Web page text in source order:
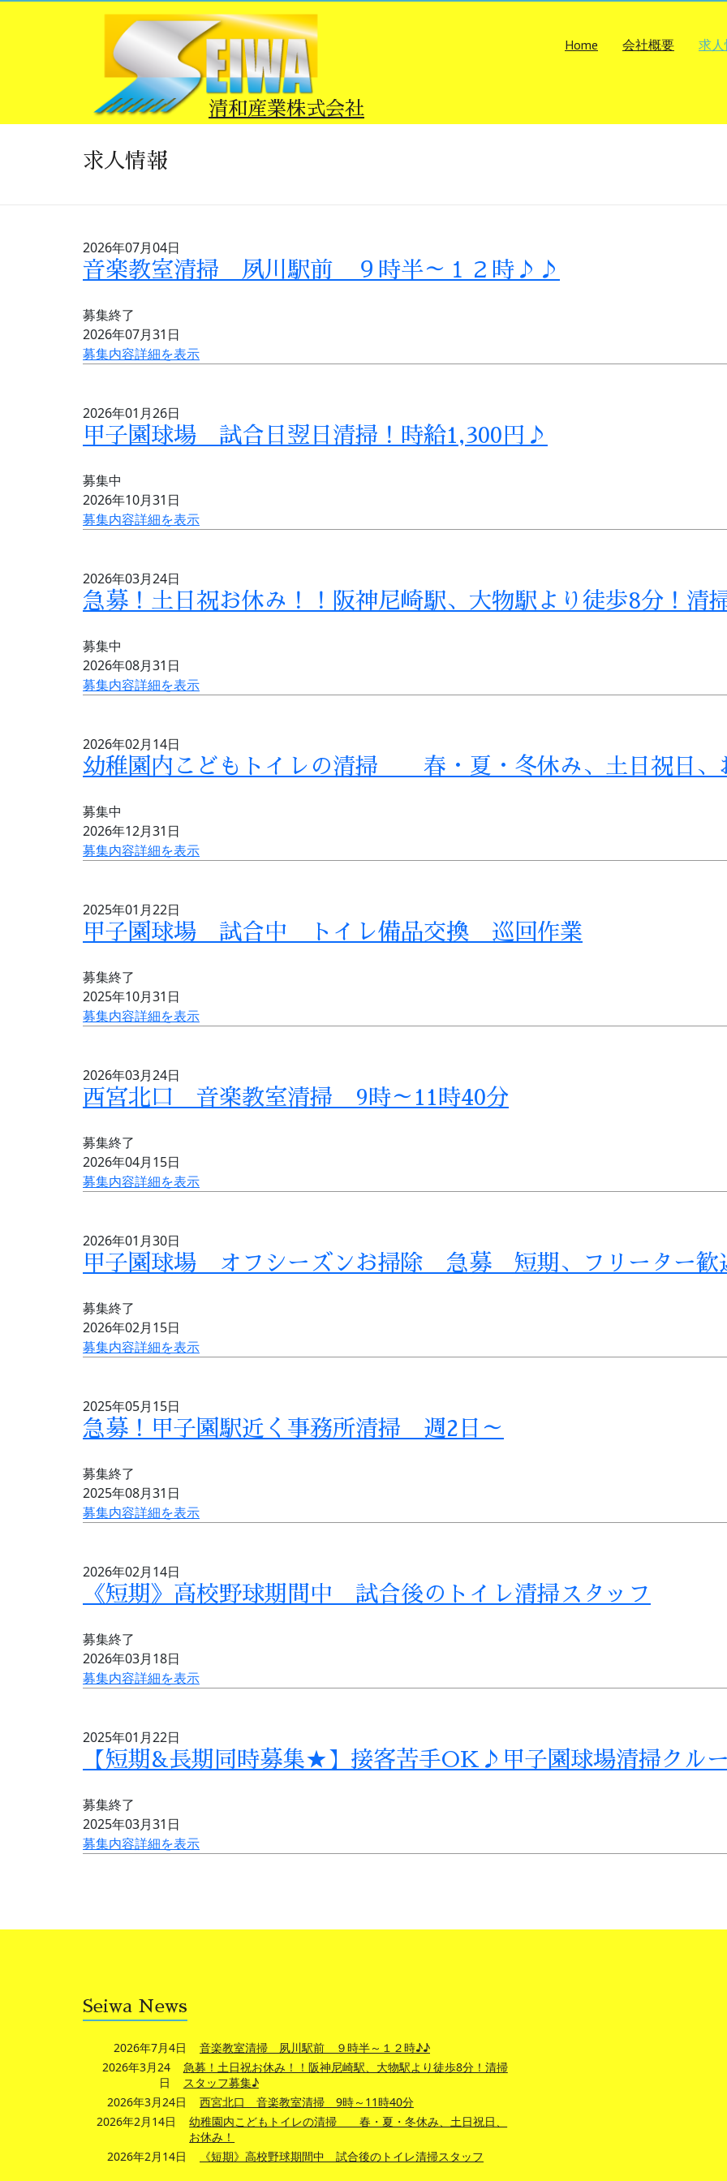
清和産業株式会社
Home 会社概要 求
求人情報
2026年07月04日
音楽教室清掃 夙川駅前 ９時半～１２時♪♪
募集終了
2026年07月31日
募集内容詳細を表示
2026年01月26日
甲子園球場 試合日翌日清掃！時給1,300円♪
募集中
2026年10月31日
募集内容詳細を表示
2026年03月24日
急募！土日祝お休み！！阪神尼崎駅、大物駅より徒歩8分！清
募集中
2026年08月31日
募集内容詳細を表示
2026年02月14日
幼稚園内こどもトイレの清掃 春・夏・冬休み、土日祝日、
募集中
2026年12月31日
募集内容詳細を表示
2025年01月22日
甲子園球場 試合中 トイレ備品交換 巡回作業
募集終了
2025年10月31日
募集内容詳細を表示
2026年03月24日
西宮北口 音楽教室清掃 9時～11時40分
募集終了
2026年04月15日
募集内容詳細を表示
2026年01月30日
甲子園球場 オフシーズンお掃除 急募 短期、フリーター歓
募集終了
2026年02月15日
募集内容詳細を表示
2025年05月15日
急募！甲子園駅近く事務所清掃 週2日～
募集終了
2025年08月31日
募集内容詳細を表示
2026年02月14日
《短期》高校野球期間中 試合後のトイレ清掃スタッフ
募集終了
2026年03月18日
募集内容詳細を表示
2025年01月22日
【短期&長期同時募集★】接客苦手OK♪甲子園球場清掃クル
募集終了
2025年03月31日
募集内容詳細を表示
Seiwa News
2026年7月4日
音楽教室清掃 夙川駅前 ９時半～１２時♪♪
2026年3月24
日
急募！土日祝お休み！！阪神尼崎駅、大物駅より徒歩8分！清掃
スタッフ募集♪
2026年3月24日
西宮北口 音楽教室清掃 9時～11時40分
2026年2月14日
幼稚園内こどもトイレの清掃 春・夏・冬休み、土日祝日、
お休み！
2026年2月14日
《短期》高校野球期間中 試合後のトイレ清掃スタッフ